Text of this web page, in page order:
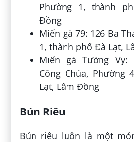
Phường 1, thành
Đồng
Miến gà 79: 126 Ba
1, thành phố Đà Lạt,
Miến gà Tường Vy:
Công Chúa, Phường
Lạt, Lâm Đồng
Bún Riêu
Bún riêu luôn là một